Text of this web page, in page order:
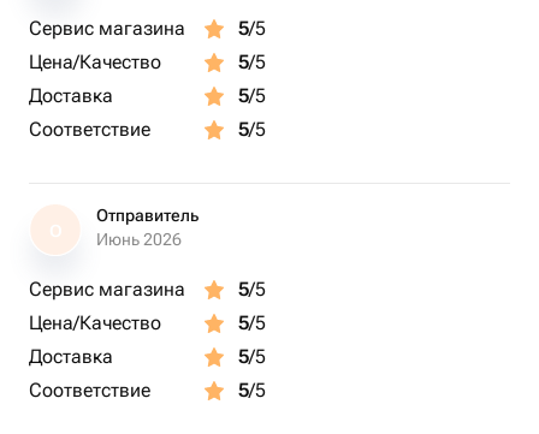
Сервис магазина 5/5
Цена/Качество
5/5
Доставка
5/5
Соответствие
5/5
О
Отправитель
Июнь 2026
Сервис магазина 5/5
Цена/Качество
5/5
Доставка
5/5
Соответствие
5/5